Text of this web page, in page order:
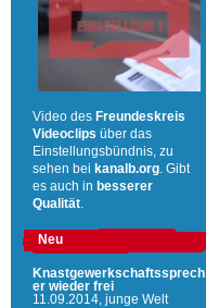
Video des Freundeskreis
Videoclips über das
Einstellungsbündnis, zu
sehen bei kanalb.org . Gibt
es auch in besserer
Qualität
Neu
Knastgewerkschaftssprech
er wieder frei
11.09.2014, junge Welt